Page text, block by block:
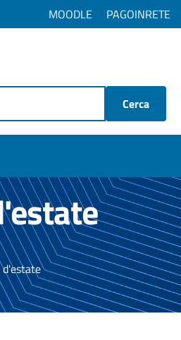
MOODLE PAGOINRETE
Cerca